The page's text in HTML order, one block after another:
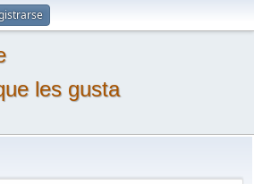
les gusta